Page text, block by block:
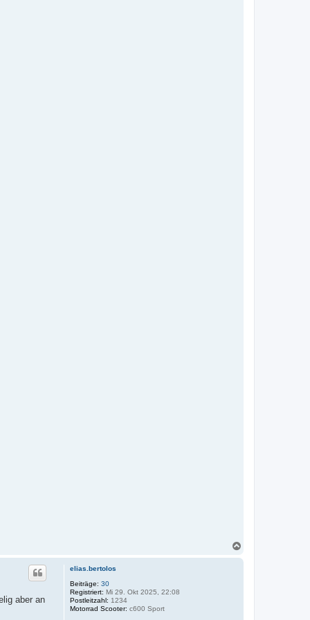
elias.bertolos
Beiträge: 30
Registriert: Mi 29. Okt 2025, 22:08
Postleitzahl: 1234
Motorrad Scooter: c600 Sport
aber an